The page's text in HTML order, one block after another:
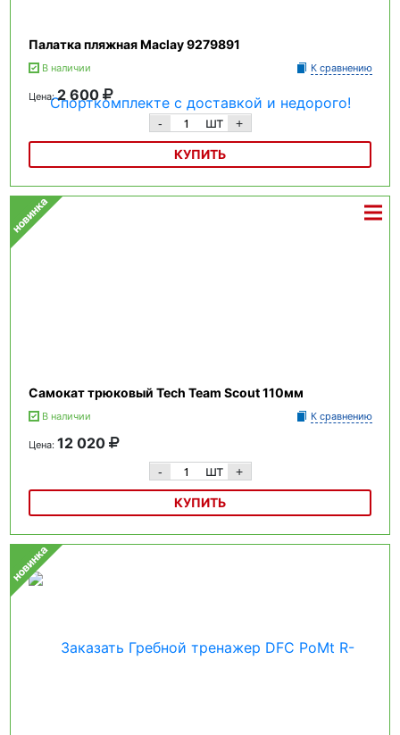
Палатка пляжная Maclay 9279891
В наличии К сравнению
Цена:2 600
- шт +
КУПИТЬ
Палатка пляжная Maclay 9279891
Самокат трюковый Tech Team Scout 110мм
В наличии К сравнению
Цена: 12 020
- шт +
КУПИТЬ
Самокат трюковый Tech Team Scout 110мм